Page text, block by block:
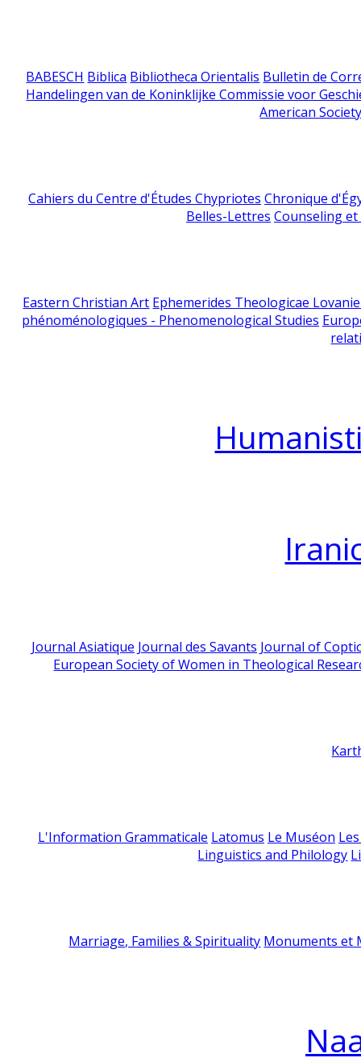
BABESCH Biblica Bibliotheca Orientalis Bulletin de
Handelingen van de Koninklijke Commissie voor
American
Cahiers du Centre d'Études Chypriotes Chronique
Belles-Lettres Counseling
Eastern Christian Art Ephemerides Theologicae
phénoménologiques - Phenomenological Studies
Journal Asiatique Journal des Savants Journal of
European Society of Women in Theological
L'Information Grammaticale Latomus Le Muséon
Linguistics and Philology
Marriage, Families & Spirituality Monuments et